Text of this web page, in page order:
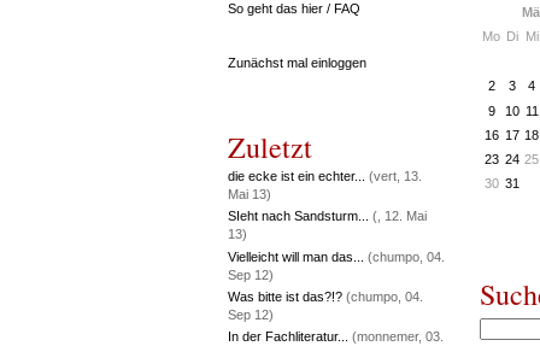
So geht das hier / FAQ
Zunächst mal einloggen
Zuletzt
die ecke ist ein echter...
(vert, 13.
Mai 13)
SIeht nach Sandsturm...
(, 12. Mai
13)
Vielleicht will man das...
(chumpo, 04.
Sep 12)
Was bitte ist das?!? (chumpo, 04.
Sep 12)
In der Fachliteratur...
(monnemer, 03.
Mo Di Mi
2 3
4
9
10 11
16 17 18
23 24 25
30 31